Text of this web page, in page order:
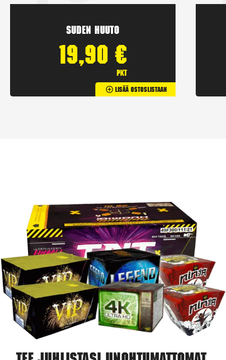
Suden huuto
19,90 €
pkt
Lisää Ostoslistaan